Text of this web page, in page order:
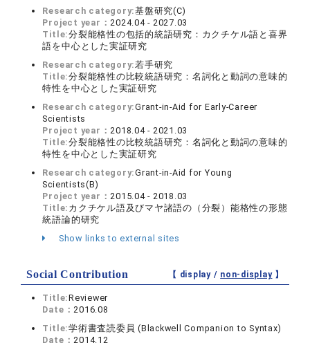
Research category:基盤研究(C)
Project year： 2024.04 - 2027.03
Title:分裂能格性の包括的統語研究：カクチケル語と喜界
語を中心とした実証研究
Research category:若手研究
Title:分裂能格性の比較統語研究：名詞化と動詞の意味的
特性を中心とした実証研究
Research category:Grant-in-Aid for Early-Career
Scientists
Project year： 2018.04 - 2021.03
Title:分裂能格性の比較統語研究：名詞化と動詞の意味的
特性を中心とした実証研究
Research category:Grant-in-Aid for Young
Scientists(B)
Project year： 2015.04 - 2018.03
Title: カクチケル語及びマヤ諸語の（分裂）能格性の形態
統語論的研究
Show links to external sites
Social Contribution 【 display / non-display】
Title:Reviewer
Date： 2016.08
Title:学術書査読委員 (Blackwell Companion to Syntax)
Date： 2014.12